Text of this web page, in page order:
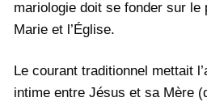
mariologie doit se fonder sur le
Marie et l’Église.
Le courant traditionnel mettait
intime entre Jésus et sa Mère